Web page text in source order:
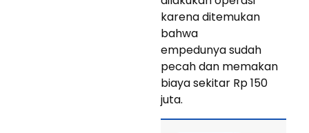
karena ditemukan
bahwa
empedunya sudah
pecah dan memakan
biaya sekitar Rp 150
juta.